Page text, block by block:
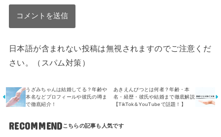
日本語が含まれない投稿は無視されますのでご注意くだ
さい。（スパム対策）
うざみちゃんは結婚してる？年齢や
本名などプロフィールや彼氏の噂ま
で徹底紹介！
あきえんぴつとは何者？年齢・本
名・経歴・彼氏や結婚まで徹底解説
【TikTok＆YouTubeで話題！】
RECOMMEND